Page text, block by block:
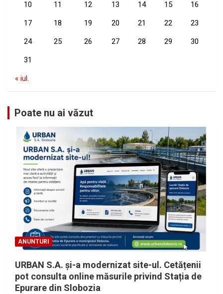
10 11 12 13 14 15 16
17 18 19 20 21 22 23
24 25 26 27 28 29 30
31
« iul.
Poate nu ai văzut
ANUNTURI
URBAN S.A. și-a modernizat site-ul. Cetățenii
pot consulta online măsurile privind Stația de
Epurare din Slobozia